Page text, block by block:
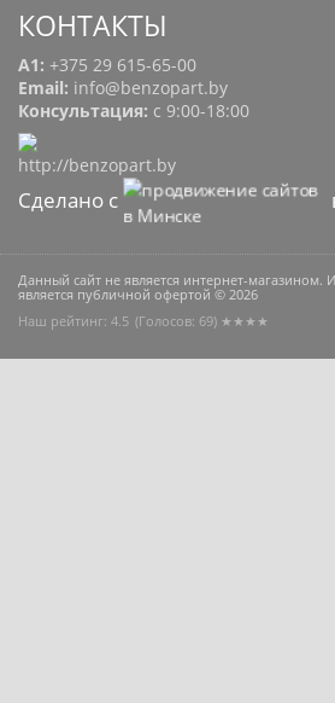
КОНТАКТЫ
A1: +375 29 615-65-00
Email: info@benzopart.by
Консультация: с 9:00-18:00
Сделано с
Данный сайт не является интернет-
является публичной офертой © 2026
Наш рейтинг: 4.5 (Голосов: 69) ★★★★